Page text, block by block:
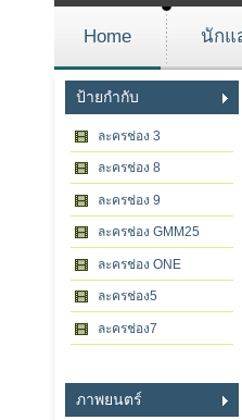
Home นักแ
ป้ายกำกับ
ละครช่อง 3
ละครช่อง 8
ละครช่อง 9
ละครช่อง GMM25
ละครช่อง ONE
ละครช่อง5
ละครช่อง7
ภาพยนตร์